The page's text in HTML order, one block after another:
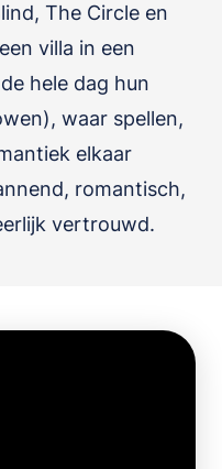
The Circle en
villa in een
hele dag hun
waar spellen,
elkaar
romantisch,
vertrouwd.